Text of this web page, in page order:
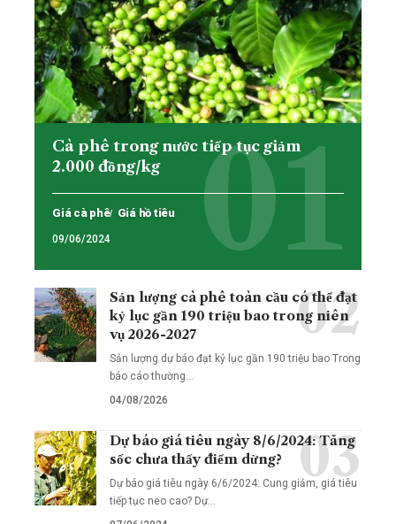
Cà phê trong nước tiếp tục giảm
2.000 đồng/kg
Giá cà phê Giá hồ tiêu
09/06/2024
Sản lượng cà phê toàn cầu có thể đạt
kỷ lục gần 190 triệu bao trong niên
vụ 2026-2027
Sản lượng dự báo đạt kỷ lục gần 190 triệu bao Trong
báo cáo thường…
04/08/2026
Dự báo giá tiêu ngày 8/6/2024: Tăng
sốc chưa thấy điểm dừng?
Dự báo giá tiêu ngày 6/6/2024: Cung giảm, giá tiêu
tiếp tục neo cao? Dự…